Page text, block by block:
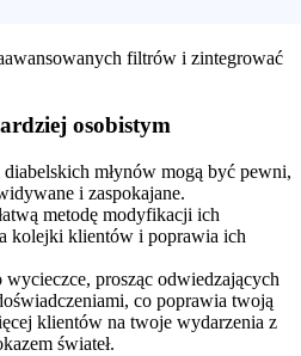
filtrów i zintegrować
osobistym
młynów mogą być pewni,
i zaspokajane.
metodę modyfikacji ich
kolejki klientów i poprawia ich
wycieczce, prosząc odwiedzających
co poprawia twoją
klientów na twoje wydarzenia z
świateł.